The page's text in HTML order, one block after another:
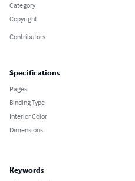
Category
Copyright
Contributors
Specifications
Pages
Binding Type
Interior Color
Dimensions
Keywords